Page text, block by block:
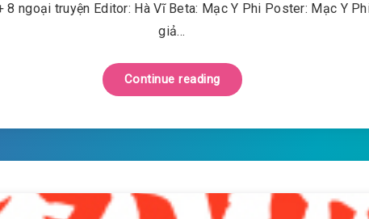
8 ngoại truyện Editor: Hà Vĩ Beta: Mạc Y Phi Poster: Mạc Y
giả…
Continue reading